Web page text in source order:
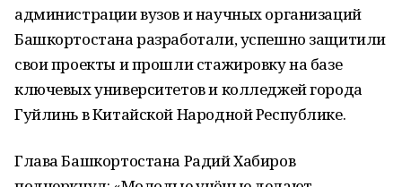
администрации вузов и научных организаций
Башкортостана разработали, успешно защитили
свои проекты и прошли стажировку на базе
ключевых университетов и колледжей города
Гуйлинь в Китайской Народной Республике.
Глава Башкортостана Радий Хабиров